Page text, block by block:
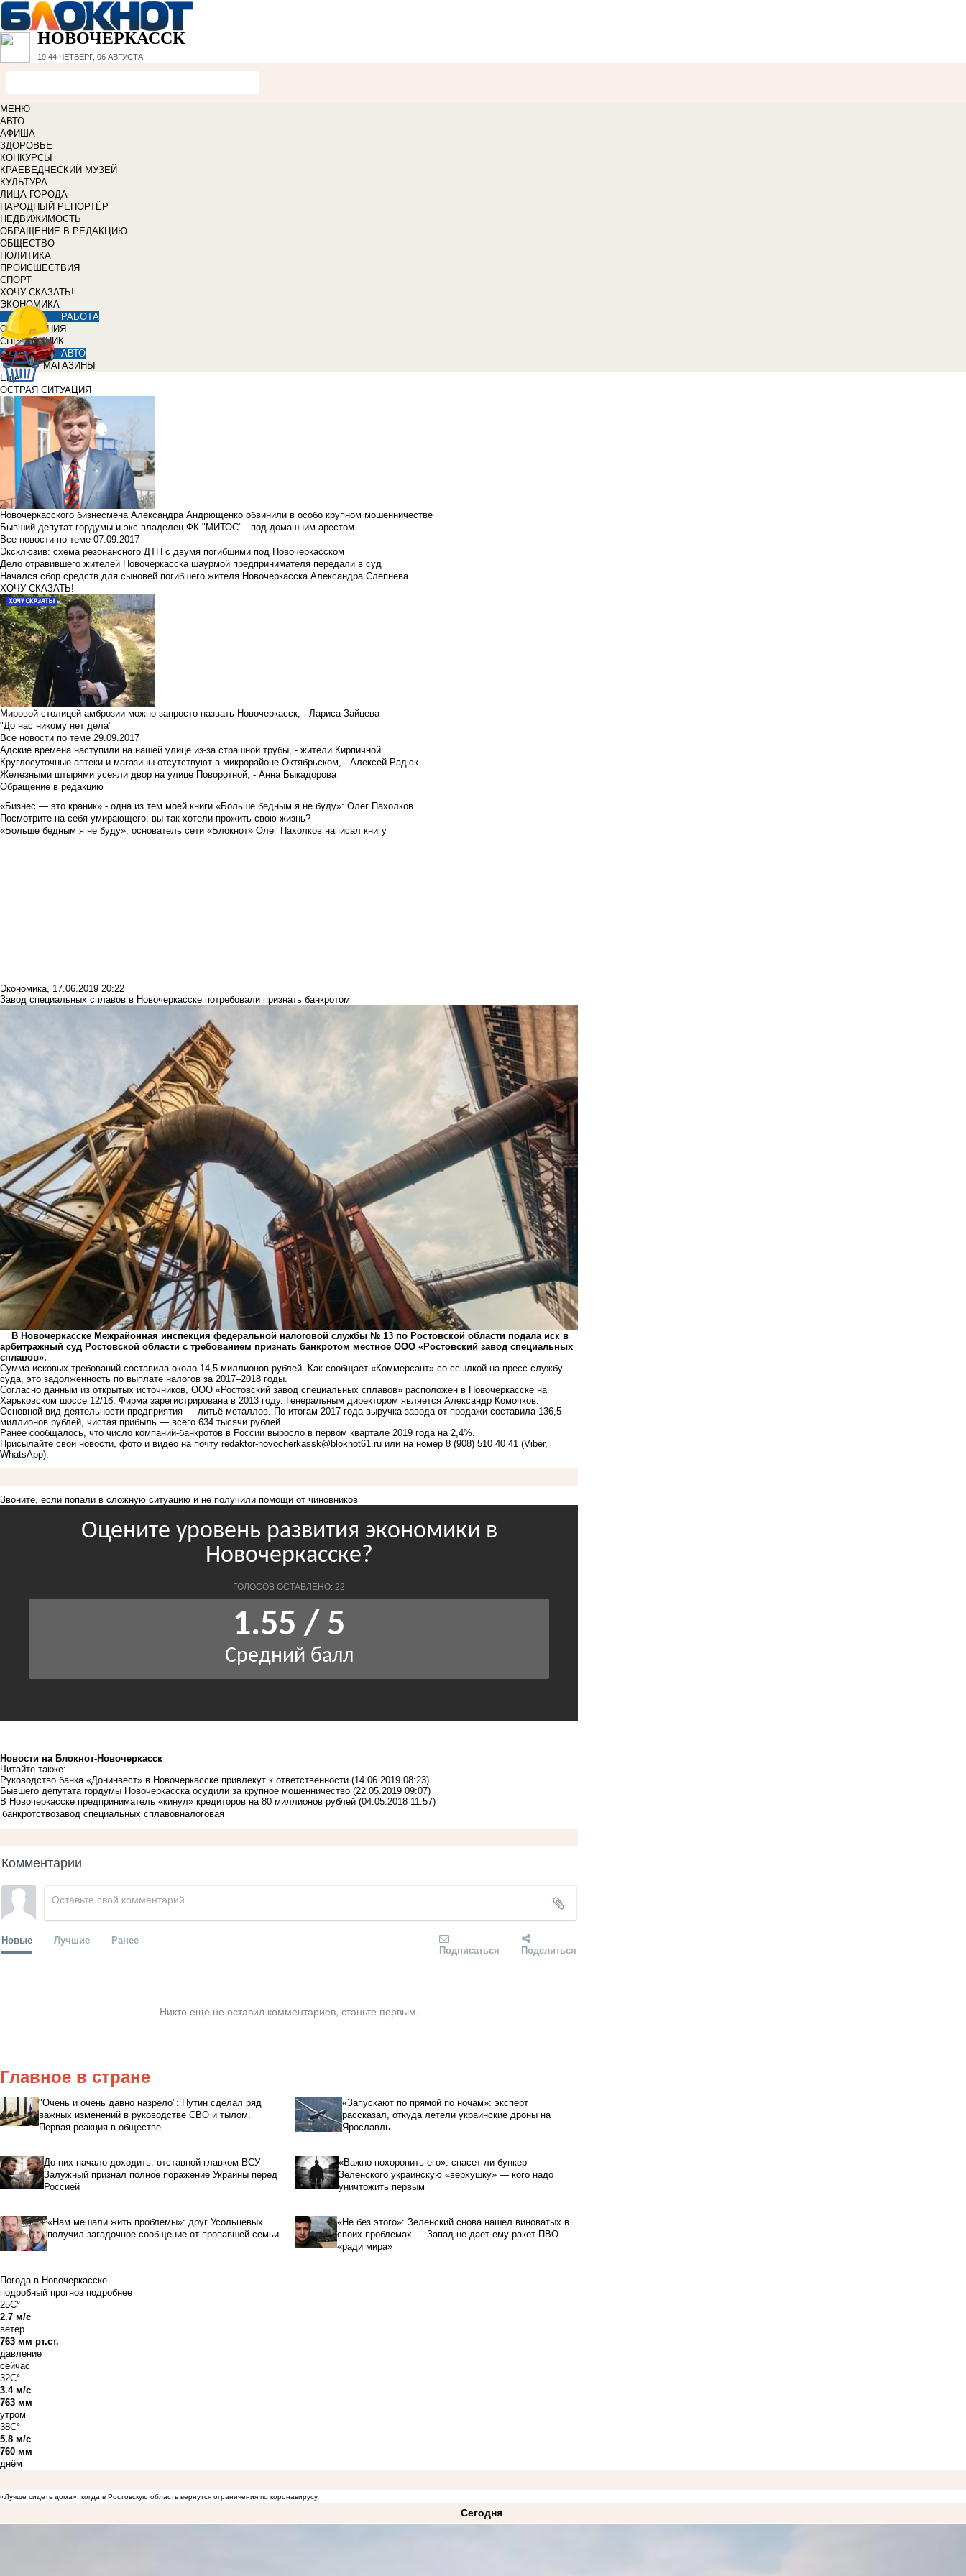
НОВОЧЕРКАССК
19:44 ЧЕТВЕРГ, 06 АВГУСТА
МЕНЮ
АВТО
АФИША
ЗДОРОВЬЕ
КОНКУРСЫ
КРАЕВЕДЧЕСКИЙ МУЗЕЙ
КУЛЬТУРА
ЛИЦА ГОРОДА
НАРОДНЫЙ РЕПОРТЁР
НЕДВИЖИМОСТЬ
ОБРАЩЕНИЕ В РЕДАКЦИЮ
ОБЩЕСТВО
ПОЛИТИКА
ПРОИСШЕСТВИЯ
СПОРТ
ХОЧУ СКАЗАТЬ!
ЭКОНОМИКА
РАБОТА
ОБЪЯВЛЕНИЯ
СПРАВОЧНИК
АВТО
МАГАЗИНЫ
Еще
ОСТРАЯ СИТУАЦИЯ
Новочеркасского бизнесмена Александра Андрющенко обвинили в особо крупном мошенничестве
Бывший депутат гордумы и экс-владелец ФК "МИТОС" - под домашним арестом
Все новости по теме 07.09.2017
Эксклюзив: схема резонансного ДТП с двумя погибшими под Новочеркасском
Дело отравившего жителей Новочеркасска шаурмой предпринимателя передали в суд
Начался сбор средств для сыновей погибшего жителя Новочеркасска Александра Слепнева
ХОЧУ СКАЗАТЬ!
Мировой столицей амброзии можно запросто назвать Новочеркасск, - Лариса Зайцева
"До нас никому нет дела"
Все новости по теме 29.09.2017
Адские времена наступили на нашей улице из-за страшной трубы, - жители Кирпичной
Круглосуточные аптеки и магазины отсутствуют в микрорайоне Октябрьском, - Алексей Радюк
Железными штырями усеяли двор на улице Поворотной, - Анна Быкадорова
Обращение в редакцию
«Бизнес — это краник» - одна из тем моей книги «Больше бедным я не буду»: Олег Пахолков
Посмотрите на себя умирающего: вы так хотели прожить свою жизнь?
«Больше бедным я не буду»: основатель сети «Блокнот» Олег Пахолков написал книгу
Экономика, 17.06.2019 20:22
Завод специальных сплавов в Новочеркасске потребовали признать банкротом
В Новочеркасске Межрайонная инспекция федеральной налоговой службы № 13 по Ростовской области подала иск в
арбитражный суд Ростовской области с требованием признать банкротом местное ООО «Ростовский завод специальных
сплавов».
Сумма исковых требований составила около 14,5 миллионов рублей. Как сообщает «Коммерсант» со ссылкой на пресс-службу
суда, это задолженность по выплате налогов за 2017–2018 годы.
Согласно данным из открытых источников, ООО «Ростовский завод специальных сплавов» расположен в Новочеркасске на
Харьковском шоссе 12/1б. Фирма зарегистрирована в 2013 году. Генеральным директором является Александр Комочков.
Основной вид деятельности предприятия — литьё металлов. По итогам 2017 года выручка завода от продажи составила 136,5
миллионов рублей, чистая прибыль — всего 634 тысячи рублей.
Ранее сообщалось, что число компаний-банкротов в России выросло в первом квартале 2019 года на 2,4%.
Присылайте свои новости, фото и видео на почту redaktor-novocherkassk@bloknot61.ru или на номер 8 (908) 510 40 41 (Viber,
WhatsApp).
Звоните, если попали в сложную ситуацию и не получили помощи от чиновников
Новости на Блoкнoт-Новочеркасск
Читайте также:
Руководство банка «Донинвест» в Новочеркасске привлекут к ответственности (14.06.2019 08:23)
Бывшего депутата гордумы Новочеркасска осудили за крупное мошенничество (22.05.2019 09:07)
В Новочеркасске предприниматель «кинул» кредиторов на 80 миллионов рублей (04.05.2018 11:57)
банкротствозавод специальных сплавовналоговая
Комментарии
Новые Лучшие Ранее
Подписаться Поделиться
Никто ещё не оставил комментариев, станьте первым.
Главное в стране
"Очень и очень давно назрело": Путин сделал ряд
важных изменений в руководстве СВО и тылом.
Первая реакция в обществе
«Запускают по прямой по ночам»: эксперт
рассказал, откуда летели украинские дроны на
Ярославль
До них начало доходить: отставной главком ВСУ
Залужный признал полное поражение Украины перед
Россией
«Важно похоронить его»: спасет ли бункер
Зеленского украинскую «верхушку» — кого надо
уничтожить первым
«Нам мешали жить проблемы»: друг Усольцевых
получил загадочное сообщение от пропавшей семьи
«Не без этого»: Зеленский снова нашел виноватых в
своих проблемах — Запад не дает ему ракет ПВО
«ради мира»
Погода в Новочеркасске
подробный прогноз подробнее
25C°
2.7 м/с
ветер
763 мм рт.ст.
давление
сейчас
32C°
3.4 м/с
763 мм
утром
38C°
5.8 м/с
760 мм
днём
«Лучше сидеть дома»: когда в Ростовскую область вернутся ограничения по коронавирусу
Сегодня